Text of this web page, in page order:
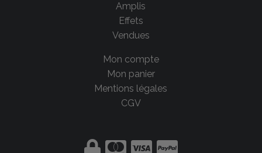
Amplis
Effets
Vendues
Mon compte
Mon panier
Mentions légales
CGV